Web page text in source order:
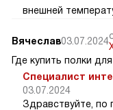
внешней
Вячеслав03.07.2024
Где купить полки
Специалист
03.07.2024
Здравствуйте, по